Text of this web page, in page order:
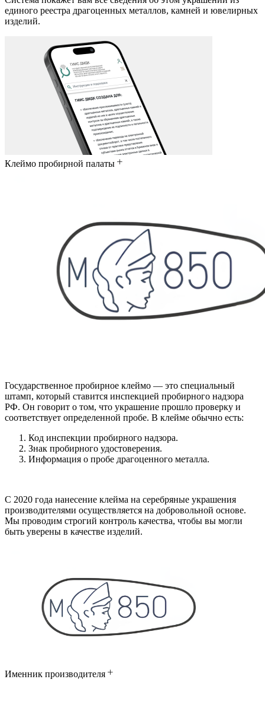
единого реестра драгоценных металлов, камней и ювелирных
изделий.
Клеймо пробирной палаты
Государственное пробирное клеймо — это специальный
штамп, который ставится инспекцией пробирного надзора
РФ. Он говорит о том, что украшение прошло проверку и
соответствует определенной пробе. В клейме обычно есть:
Код инспекции пробирного надзора.
Знак пробирного удостоверения.
Информация о пробе драгоценного металла.
С 2020 года нанесение клейма на серебряные украшения
производителями осуществляется на добровольной основе.
Мы проводим строгий контроль качества, чтобы вы могли
быть уверены в качестве изделий.
Именник производителя